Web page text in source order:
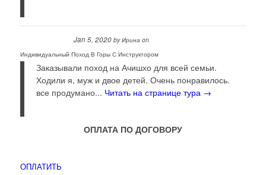
Jan 5, 2020byИрина on
Индивидуальный Поход В Горы С Инструктором
Заказывали поход на Ачишхо для всей семьи.
Ходили я, муж и двое детей. Очень понравилось.
все продумано... Читать на странице тура →
ОПЛАТА ПО ДОГОВОРУ
ОПЛАТИТЬ